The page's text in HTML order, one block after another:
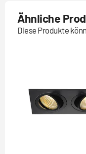
Ähnliche
Diese Produkte